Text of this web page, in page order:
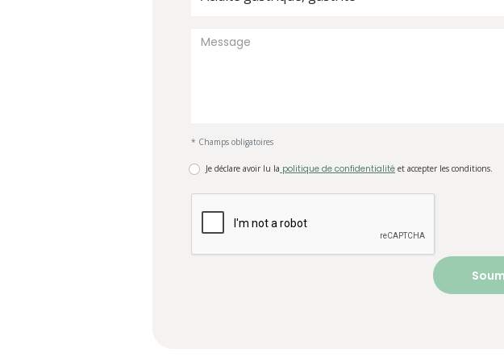
* Champs obligatoires
Je déclare avoir lu la politique de confidentialité et accepter les conditions.